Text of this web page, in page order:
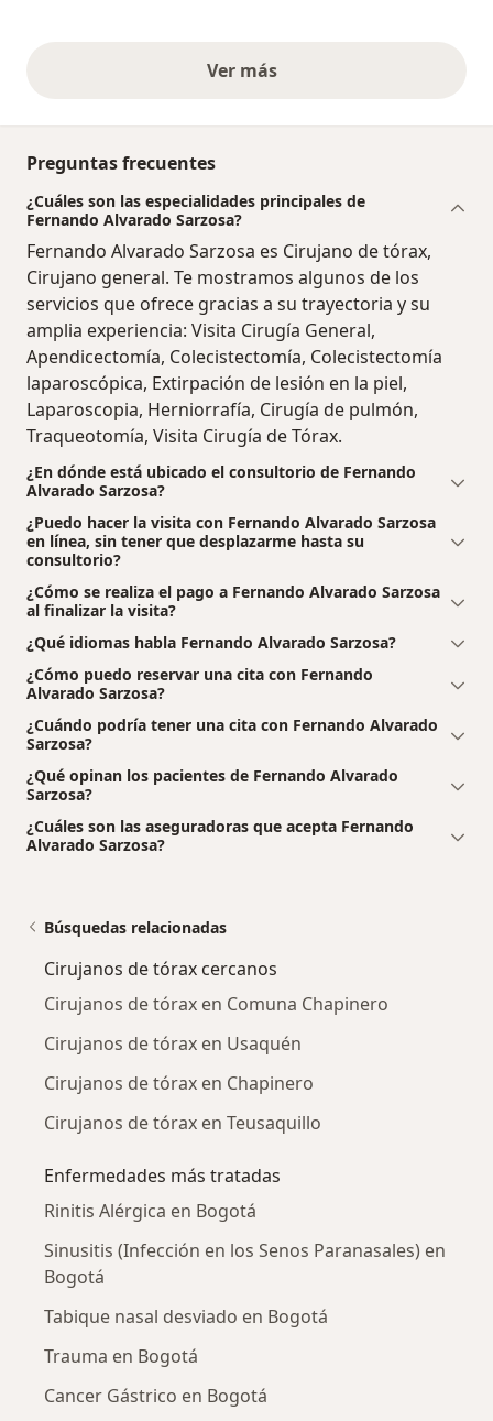
Ver másopiniones anteriores
Preguntas frecuentes
¿Cuáles son las especialidades principales de
Fernando Alvarado Sarzosa?
Fernando Alvarado Sarzosa es Cirujano de tórax,
Cirujano general. Te mostramos algunos de los
servicios que ofrece gracias a su trayectoria y su
amplia experiencia: Visita Cirugía General,
Apendicectomía, Colecistectomía, Colecistectomía
laparoscópica, Extirpación de lesión en la piel,
Laparoscopia, Herniorrafía, Cirugía de pulmón,
Traqueotomía, Visita Cirugía de Tórax.
¿En dónde está ubicado el consultorio de Fernando
Alvarado Sarzosa?
¿Puedo hacer la visita con Fernando Alvarado Sarzosa
en línea, sin tener que desplazarme hasta su
consultorio?
¿Cómo se realiza el pago a Fernando Alvarado Sarzosa
al finalizar la visita?
¿Qué idiomas habla Fernando Alvarado Sarzosa?
¿Cómo puedo reservar una cita con Fernando
Alvarado Sarzosa?
¿Cuándo podría tener una cita con Fernando Alvarado
Sarzosa?
¿Qué opinan los pacientes de Fernando Alvarado
Sarzosa?
¿Cuáles son las aseguradoras que acepta Fernando
Alvarado Sarzosa?
Búsquedas relacionadas
Cirujanos de tórax cercanos
Cirujanos de tórax en Comuna Chapinero
Cirujanos de tórax en Usaquén
Cirujanos de tórax en Chapinero
Cirujanos de tórax en Teusaquillo
Enfermedades más tratadas
Rinitis Alérgica en Bogotá
Sinusitis (Infección en los Senos Paranasales) en
Bogotá
Tabique nasal desviado en Bogotá
Trauma en Bogotá
Cancer Gástrico en Bogotá